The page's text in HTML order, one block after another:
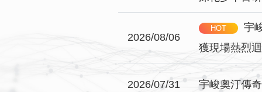
2026/08/06
HOT
宇
獲現場熱烈
2026/07/31 宇峻奧汀傳